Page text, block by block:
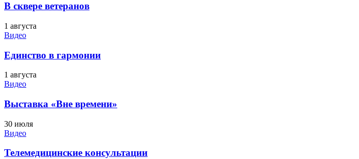
В сквере ветеранов
1 августа
Видео
Единство в гармонии
1 августа
Видео
Выставка «Вне времени»
30 июля
Видео
Телемедицинские консультации